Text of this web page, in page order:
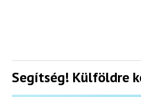
Segítség! Külföldre